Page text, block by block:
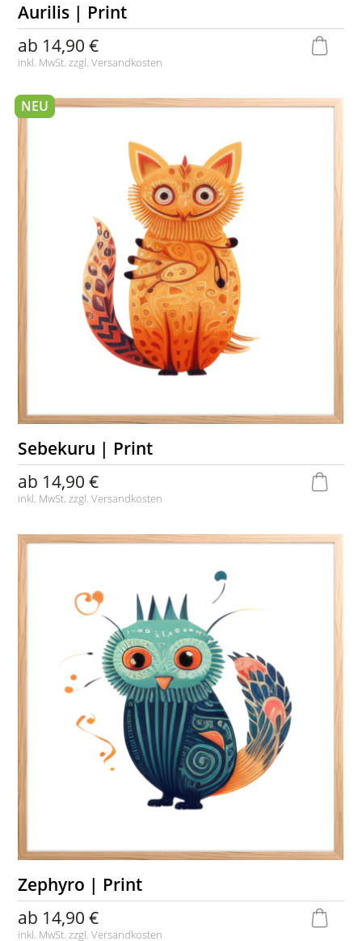
Aurilis | Print
ab 14,90 €
inkl. MwSt. zzgl.Versandkosten
Sebekuru | Print
ab 14,90 €
inkl. MwSt. zzgl.Versandkosten
NEU
Zephyro | Print
ab 14,90 €
inkl. MwSt. zzgl.Versandkosten